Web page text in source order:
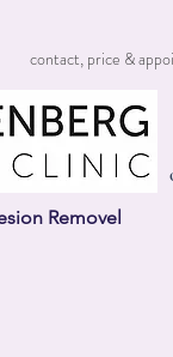
contact, price &
Removel